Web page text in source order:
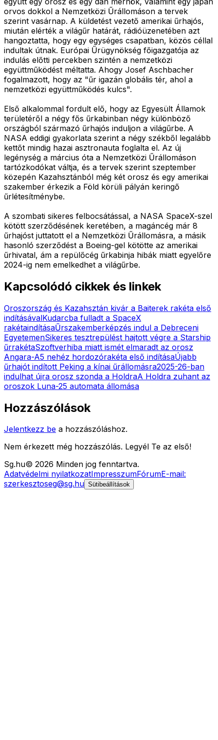
orvos dokkol a Nemzetközi Űrállomáson a tervek
szerint vasárnap. A küldetést vezető amerikai űrhajós,
miután elérték a világűr határát, rádióüzenetében azt
hangoztatta, hogy egy egységes csapatban, közös céllal
indultak útnak. Európai Űrügynökség főigazgatója az
indulás előtti percekben szintén a nemzetközi
együttműködést méltatta. Ahogy Josef Aschbacher
fogalmazott, hogy az "űr igazán globális tér, ahol a
nemzetközi együttműködés kulcs".
Első alkalommal fordult elő, hogy az Egyesült Államok
területéről a négy fős űrkabinban négy különböző
országból származó űrhajós induljon a világűrbe. A
NASA eddigi gyakorlata szerint a négy székből legalább
kettőt mindig hazai asztronauta foglalta el. Az új
legénység a március óta a Nemzetközi Űrállomáson
tartózkodókat váltja, és a tervek szerint szeptember
közepén Kazahsztánból még két orosz és egy amerikai
szakember érkezik a Föld körüli pályán keringő
űrlétesítménybe.
A szombati sikeres felbocsátással, a NASA SpaceX-szel
kötött szerződésének keretében, a magáncég már 8
űrhajóst juttatott el a Nemzetközi Űrállomásra, a másik
hasonló szerződést a Boeing-gel kötötte az amerikai
űrhivatal, ám a repülőcég űrkabinja hibák miatt egyelőre
2024-ig nem emelkedhet a világűrbe.
Kapcsolódó cikkek és linkek
Oroszország és Kazahsztán kivár a Baiterek rakéta első
indításávalKudarcba fulladt a SpaceX
rakétaindításaŰrszakemberképzés indul a Debreceni
EgyetemenSikeres tesztrepülést hajtott végre a Starship
űrrakétaSzoftverhiba miatt ismét elmaradt az orosz
Angara-A5 nehéz hordozórakéta első indításaÚjabb
űrhajót indított Peking a kínai űrállomásra2025-26-ban
indulhat újra orosz szonda a HoldraA Holdra zuhant az
oroszok Luna-25 automata állomása
Hozzászólások
Jelentkezz be a hozzászóláshoz.
Nem érkezett még hozzászólás. Legyél Te az első!
Sg.hu© 2026 Minden jog fenntartva.
Adatvédelmi nyilatkozatImpresszumFórumE-mail:
szerkesztoseg@sg.hu Sütibeállítások